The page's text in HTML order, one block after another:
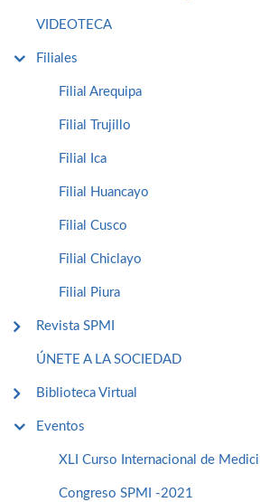
VIDEOTECA
Filiales
Filial Arequipa
Filial Trujillo
Filial Ica
Filial Huancayo
Filial Cusco
Filial Chiclayo
Filial Piura
Revista SPMI
ÚNETE A LA SOCIEDAD
Biblioteca Virtual
Eventos
XLI Curso Internacional de
Congreso SPMI -2021